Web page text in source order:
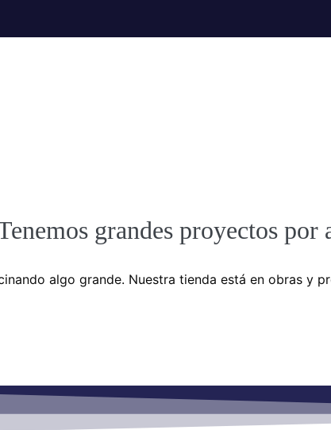
grandes proyectos por
algo grande. Nuestra tienda está en obras y